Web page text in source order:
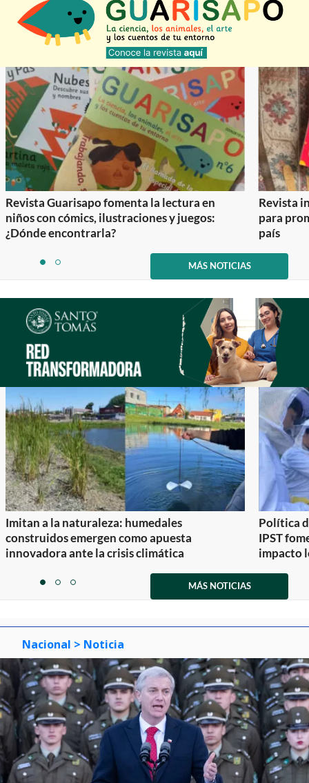
Revista Guarisapo fomenta la lectura en
niños con cómics, ilustraciones y juegos:
¿Dónde encontrarla?
Revista
para
país
itemitem
2
MÁS NOTICIAS
Imitan a la naturaleza: humedales
construidos emergen como apuesta
innovadora ante la crisis climática
Política
IPST
impacto
itemitemitem
MÁS NOTICIAS
Nacional > Noticia